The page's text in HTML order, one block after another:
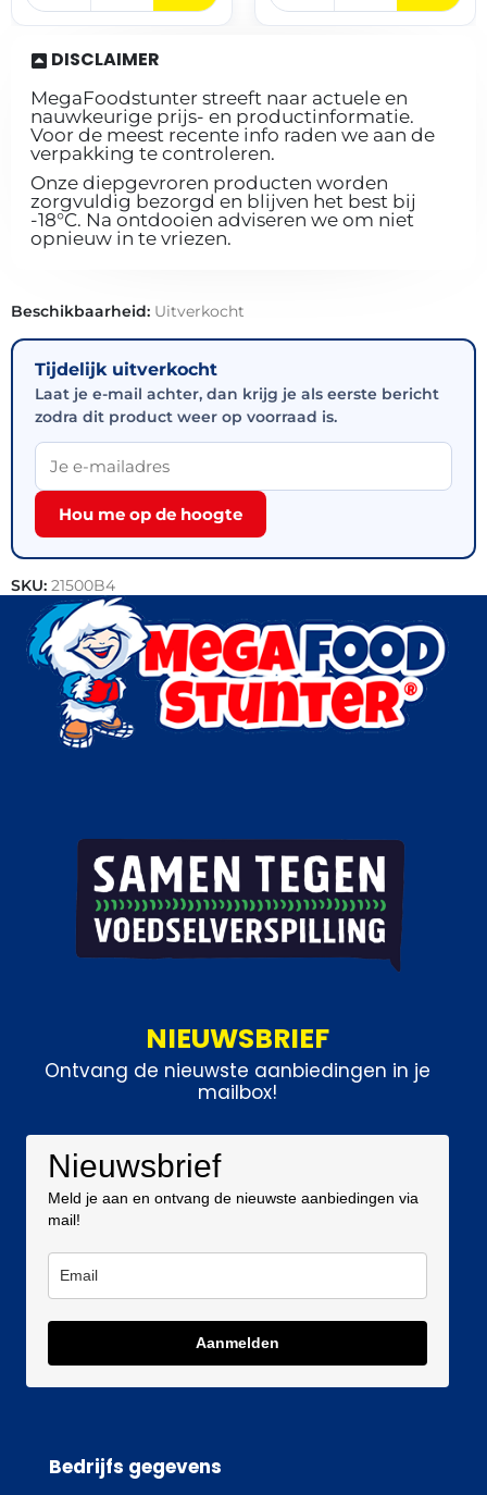
DISCLAIMER
MegaFoodstunter streeft naar actuele en
nauwkeurige prijs- en productinformatie.
Voor de meest recente info raden we aan de
verpakking te controleren.
Onze diepgevroren producten worden
zorgvuldig bezorgd en blijven het best bij
-18°C. Na ontdooien adviseren we om niet
opnieuw in te vriezen.
Beschikbaarheid: Uitverkocht
Tijdelijk uitverkocht
Laat je e-mail achter, dan krijg je als eerste bericht
zodra dit product weer op voorraad is.
Hou me op de hoogte
SKU: 21500B4
Categorieën:Outlet
NIEUWSBRIEF
Ontvang de nieuwste aanbiedingen in je
mailbox!
Nieuwsbrief
Meld je aan en ontvang de nieuwste aanbiedingen via
mail!
Aanmelden
Bedrijfs gegevens